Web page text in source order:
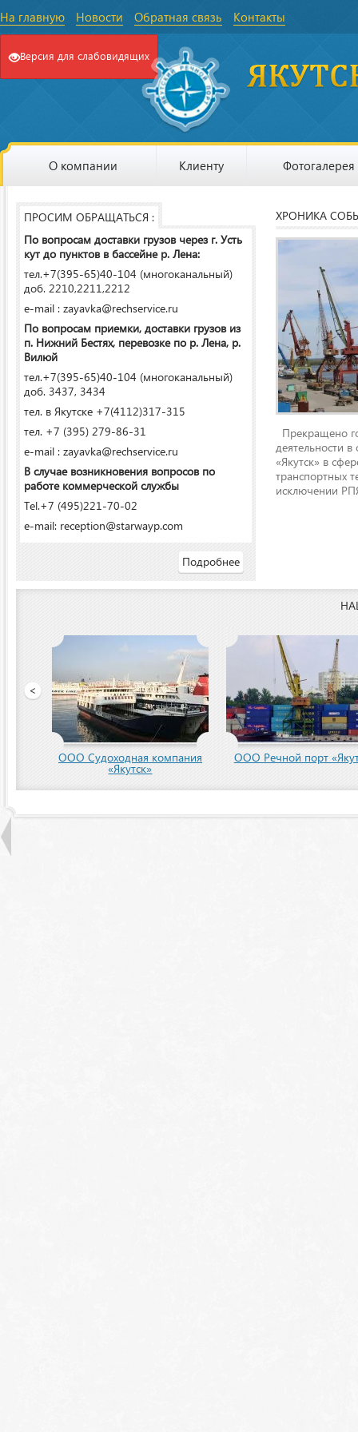
На главную Новости Обратная связь Контакты
Версия для слабовидящих
О компании Клиенту Фотогалерея
ПРОСИМ ОБРАЩАТЬСЯ :
По вопросам доставки грузов через г. Усть
кут до пунктов в бассейне р. Лена:
тел.+7(395-65)40-104 (многоканальный)
доб. 2210,2211,2212
e-mail : zayavka@rechservice.ru
По вопросам приемки, доставки грузов из
п. Нижний Бестях, перевозке по р. Лена, р.
Вилюй
тел.+7(395-65)40-104 (многоканальный)
доб. 3437, 3434
тел. в Якутске +7(4112)317-315
тел. +7 (395) 279-86-31
e-mail : zayavka@rechservice.ru
В случае возникновения вопросов по
работе коммерческой службы
Tel.+7 (495)221-70-02
e-mail: reception@starwayp.com
Подробнее
ХРОНИКА
Прекращено
деятельности
«Якутск» в
транспортных
исключении
<
ООО Судоходная компания
«Якутск»
ООО Речной порт